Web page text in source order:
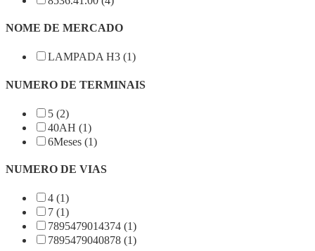
NOME DE MERCADO
LAMPADA H3 (1)
NUMERO DE TERMINAIS
5 (2)
40AH (1)
6Meses (1)
NUMERO DE VIAS
4 (1)
7 (1)
7895479014374 (1)
7895479040878 (1)